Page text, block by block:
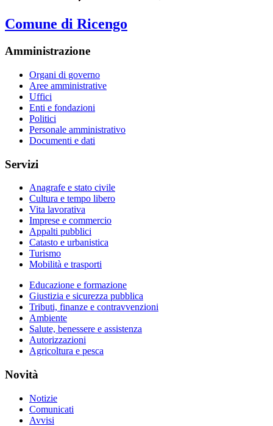
Comune di Ricengo
Amministrazione
Organi di governo
Aree amministrative
Uffici
Enti e fondazioni
Politici
Personale amministrativo
Documenti e dati
Servizi
Anagrafe e stato civile
Cultura e tempo libero
Vita lavorativa
Imprese e commercio
Appalti pubblici
Catasto e urbanistica
Turismo
Mobilità e trasporti
Educazione e formazione
Giustizia e sicurezza pubblica
Tributi, finanze e contravvenzioni
Ambiente
Salute, benessere e assistenza
Autorizzazioni
Agricoltura e pesca
Novità
Notizie
Comunicati
Avvisi